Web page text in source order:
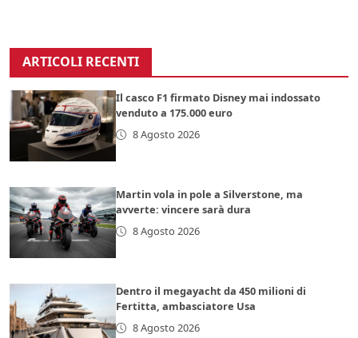
ARTICOLI RECENTI
Il casco F1 firmato Disney mai indossato
venduto a 175.000 euro
8 Agosto 2026
Martin vola in pole a Silverstone, ma
avverte: vincere sarà dura
8 Agosto 2026
Dentro il megayacht da 450 milioni di
Fertitta, ambasciatore Usa
8 Agosto 2026